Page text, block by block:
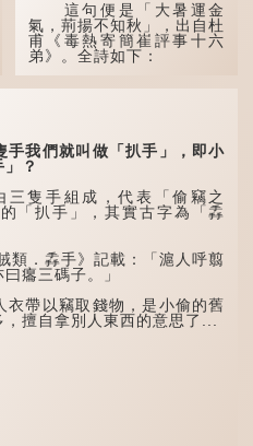
這句便是「大暑運金
氣，荊揚不知秋」，出自杜
甫《毒熱寄簡崔評事十六
弟》。全詩如下：
大暑運金氣，荊揚不知
舟。
季，代表涼爽肅殺之氣。
「運」是「運行」，生動地
描寫大暑的酷熱阻礙金氣流
手法描寫炎熱阻滯了季節更
替。
「荊揚」指...
我們就叫做「扒手」，即小
？
隻手組成，代表「偷竊之
「扒手」，其實古字為「掱
．掱手》記載：「滬人呼翦
癟三碼子。」
帶以竊取錢物，是小偷的舊
擅自拿別人東西的意思了...